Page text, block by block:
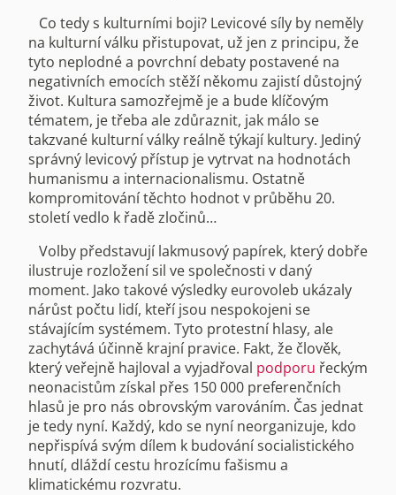
Co tedy s kulturními boji? Levicové síly by neměly
na kulturní válku přistupovat, už jen z principu, že
tyto neplodné a povrchní debaty postavené na
negativních emocích stěží někomu zajistí důstojný
život. Kultura samozřejmě je a bude klíčovým
tématem, je třeba ale zdůraznit, jak málo se
takzvané kulturní války reálně týkají kultury. Jediný
správný levicový přístup je vytrvat na hodnotách
humanismu a internacionalismu. Ostatně
kompromitování těchto hodnot v průběhu 20.
století vedlo k řadě zločinů…
Volby představují lakmusový papírek, který dobře
ilustruje rozložení sil ve společnosti v daný
moment. Jako takové výsledky eurovoleb ukázaly
nárůst počtu lidí, kteří jsou nespokojeni se
stávajícím systémem. Tyto protestní hlasy, ale
zachytává účinně krajní pravice. Fakt, že člověk,
který veřejně hajloval a vyjadřoval podporu řeckým
neonacistům získal přes 150 000 preferenčních
hlasů je pro nás obrovským varováním. Čas jednat
je tedy nyní. Každý, kdo se nyní neorganizuje, kdo
nepřispívá svým dílem k budování socialistického
hnutí, dláždí cestu hrozícímu fašismu a
klimatickému rozvratu.